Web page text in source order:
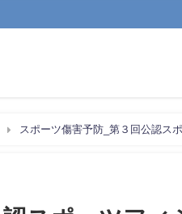
スポーツ傷害予防_第３回公認ス